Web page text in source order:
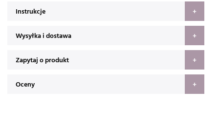
Instrukcje
Wysyłka i dostawa
Zapytaj o produkt
Oceny